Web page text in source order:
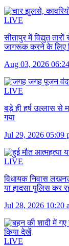
LIVE
सीतापुर में विद्युत
जागरूक करने के लिए
Aug 03, 2026
LIVE
बड़े ही हर्ष उल्लास से
गया
Jul 29, 2026 05:09
LIVE
विधायक निवास
या हादसा पुलिस कर
Jul 28, 2026 10:20
LIVE